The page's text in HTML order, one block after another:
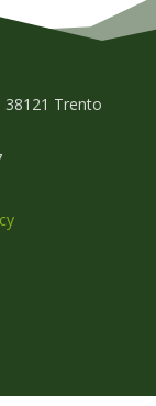
38121 Trento